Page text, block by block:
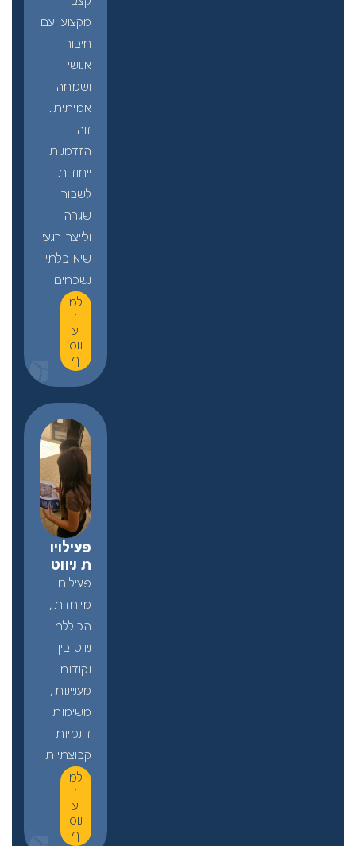
מקצועי עם
חיבור
אנושי
ושמחה
אמיתית.
זוהי
הזדמנות
ייחודית
לשבור
שגרה
ולייצר רגעי
שיא בלתי
נשכחים
למ
יד
ע
נוס
ף
פעילויו
ת ניווט
פעילות
מיוחדת,
הכוללת
ניווט בין
נקודות
מעניינות,
משימות
דינמיות
קבוצתיות
למ
יד
ע
נוס
ף